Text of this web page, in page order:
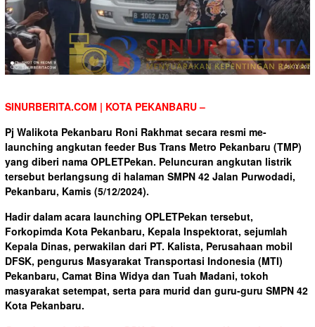
SINURBERITA.COM | KOTA PEKANBARU –
Pj Walikota Pekanbaru Roni Rakhmat secara resmi me-
launching angkutan feeder Bus Trans Metro Pekanbaru (TMP)
yang diberi nama OPLETPekan. Peluncuran angkutan listrik
tersebut berlangsung di halaman SMPN 42 Jalan Purwodadi,
Pekanbaru, Kamis (5/12/2024).
Hadir dalam acara launching OPLETPekan tersebut,
Forkopimda Kota Pekanbaru, Kepala Inspektorat, sejumlah
Kepala Dinas, perwakilan dari PT. Kalista, Perusahaan mobil
DFSK, pengurus Masyarakat Transportasi Indonesia (MTI)
Pekanbaru, Camat Bina Widya dan Tuah Madani, tokoh
masyarakat setempat, serta para murid dan guru-guru SMPN 42
Kota Pekanbaru.